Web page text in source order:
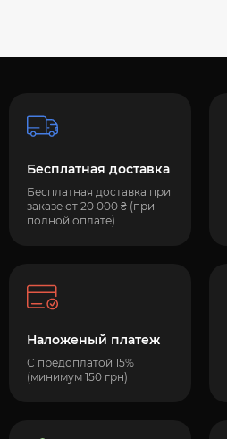
Бесплатная доставка
Бесплатная доставка при
заказе от 20 000 ₴ (при
полной оплате)
Наложеный платеж
С предоплатой 15%
(минимум 150 грн)